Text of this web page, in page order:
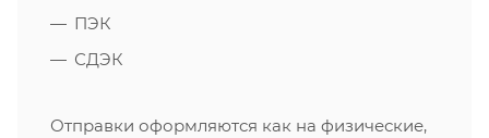
ПЭК
СДЭК
Отправки оформляются как на физические,